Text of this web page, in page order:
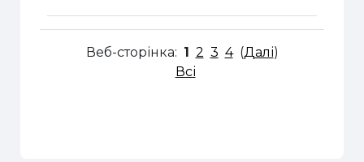
Веб-сторінка: 1 2 3 4(Далі)
Всі